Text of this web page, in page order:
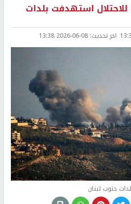
استهدفت بلدات
اخر تحديث: 2026-06-08 13:38
جنوب لبنان